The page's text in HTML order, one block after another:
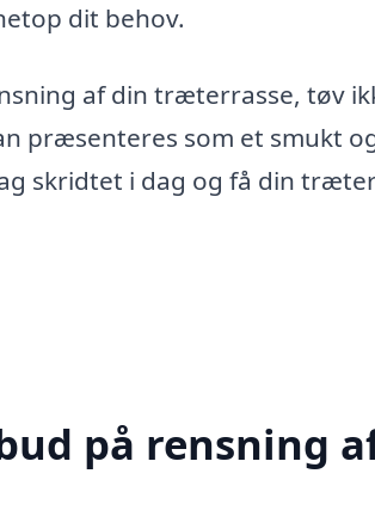
dit behov.
af din træterrasse, tøv
præsenteres som et smukt
skridtet i dag og få din
på rensning